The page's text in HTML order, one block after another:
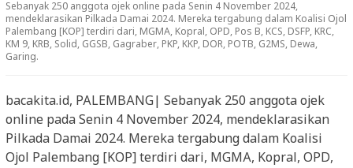
Sebanyak 250 anggota ojek online pada Senin 4 November 2024,
mendeklarasikan Pilkada Damai 2024. Mereka tergabung dalam Koalisi Ojol
Palembang [KOP] terdiri dari, MGMA, Kopral, OPD, Pos B, KCS, DSFP, KRC,
KM 9, KRB, Solid, GGSB, Gagraber, PKP, KKP, DOR, POTB, G2MS, Dewa,
Garing.
bacakita.id, PALEMBANG| Sebanyak 250 anggota ojek
online pada Senin 4 November 2024, mendeklarasikan
Pilkada Damai 2024. Mereka tergabung dalam Koalisi
Ojol Palembang [KOP] terdiri dari, MGMA, Kopral, OPD,